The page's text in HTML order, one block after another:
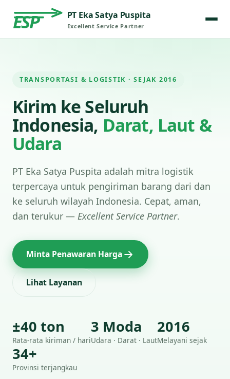
ESP PT Eka Satya Puspita
Excellent Service Partner
TRANSPORTASI & LOGISTIK · SEJAK 2016
Kirim ke Seluruh
Indonesia, Darat, Laut &
Udara
PT Eka Satya Puspita adalah mitra logistik
terpercaya untuk pengiriman barang dari dan
ke seluruh wilayah Indonesia. Cepat, aman,
dan terukur — Excellent Service Partner.
Minta Penawaran Harga
Lihat Layanan
±40 ton
Rata-rata kiriman / hari
3 Moda
Udara · Darat · Laut
2016
Melayani sejak
34+
Provinsi terjangkau